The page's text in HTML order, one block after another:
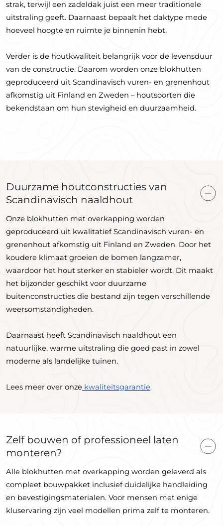
strak, terwijl een zadeldak juist een meer traditionele
uitstraling geeft. Daarnaast bepaalt het daktype mede
hoeveel hoogte en ruimte je binnenin hebt.
Verder is de houtkwaliteit belangrijk voor de levensduur
van de constructie. Daarom worden onze blokhutten
geproduceerd uit Scandinavisch vuren- en grenenhout
afkomstig uit Finland en Zweden – houtsoorten die
bekendstaan om hun stevigheid en duurzaamheid.
Duurzame houtconstructies van
Scandinavisch naaldhout
Onze blokhutten met overkapping worden
geproduceerd uit kwalitatief Scandinavisch vuren- en
grenenhout afkomstig uit Finland en Zweden. Door het
koudere klimaat groeien de bomen langzamer,
waardoor het hout sterker en stabieler wordt. Dit maakt
het bijzonder geschikt voor duurzame
buitenconstructies die bestand zijn tegen verschillende
weersomstandigheden.
Daarnaast heeft Scandinavisch naaldhout een
natuurlijke, warme uitstraling die goed past in zowel
moderne als landelijke tuinen.
Lees meer over onze kwaliteitsgarantie.
Zelf bouwen of professioneel laten
monteren?
Alle blokhutten met overkapping worden geleverd als
compleet bouwpakket inclusief duidelijke handleiding
en bevestigingsmaterialen. Voor mensen met enige
kluservaring zijn veel modellen prima zelf te monteren.